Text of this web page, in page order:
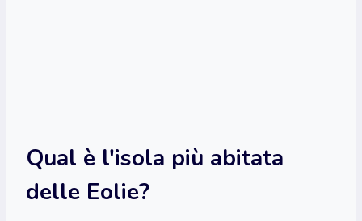
Qual è l'isola più abitata
delle Eolie?